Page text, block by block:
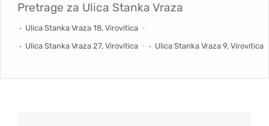
Pretrage za Ulica Stanka Vraza
Ulica Stanka Vraza 18, Virovitica
Ulica Stanka Vraza 27, Virovitica
Ulica Stanka Vraza 9, Virovitica